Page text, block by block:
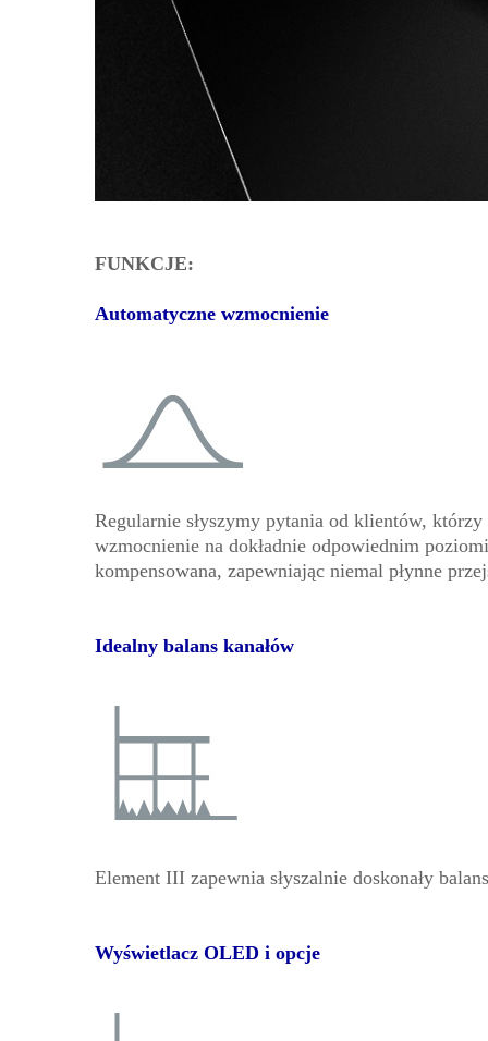
FUNKCJE:
Automatyczne wzmocnienie
Regularnie słyszymy pytania od klientów,
wzmocnienie na dokładnie odpowiednim
kompensowana, zapewniając niemal płynne
Idealny balans kanałów
Element III zapewnia słyszalnie doskonały
Wyświetlacz OLED i opcje